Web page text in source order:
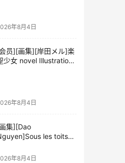
年8月4日
员][画集][岸田メル]楽
少女 novel Illustrations
年8月4日
集][Dao
les toits
年8月4日